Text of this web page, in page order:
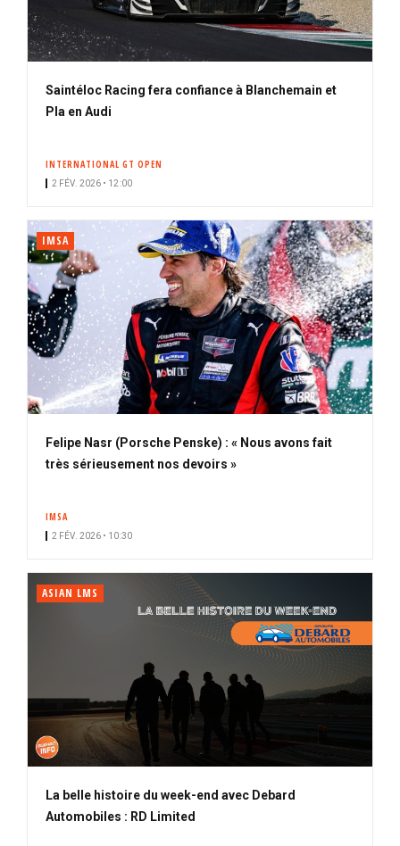
Saintéloc Racing fera confiance à Blanchemain et
Pla en Audi
INTERNATIONAL GT OPEN
2 FÉV. 2026 • 12:00
IMSA
Felipe Nasr (Porsche Penske) : « Nous avons fait
très sérieusement nos devoirs »
IMSA
2 FÉV. 2026 • 10:30
ASIAN LMS
La belle histoire du week-end avec Debard
Automobiles : RD Limited